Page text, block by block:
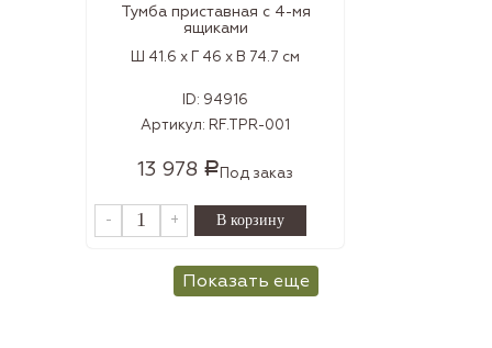
Тумба приставная с 4-мя
ящиками
Ш 41.6 x Г 46 x В 74.7 см
ID: 94916
Артикул: RF.TPR-001
13 978 Р Под заказ
- +
Показать еще